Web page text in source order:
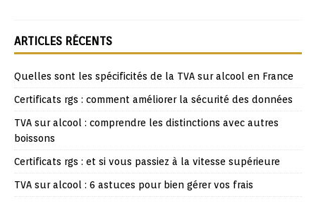
ARTICLES RÉCENTS
Quelles sont les spécificités de la TVA sur alcool en France
Certificats rgs : comment améliorer la sécurité des données
TVA sur alcool : comprendre les distinctions avec autres
boissons
Certificats rgs : et si vous passiez à la vitesse supérieure
TVA sur alcool : 6 astuces pour bien gérer vos frais